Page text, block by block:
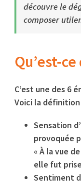
découvre le
composer
Qu’est-
C’est une des 6
Voici la définition
Sensation
provoquée
« À la vue
elle fut
Sentiment